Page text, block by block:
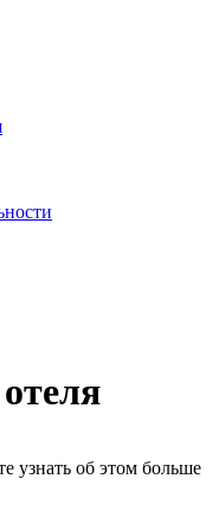
узнать об этом больше